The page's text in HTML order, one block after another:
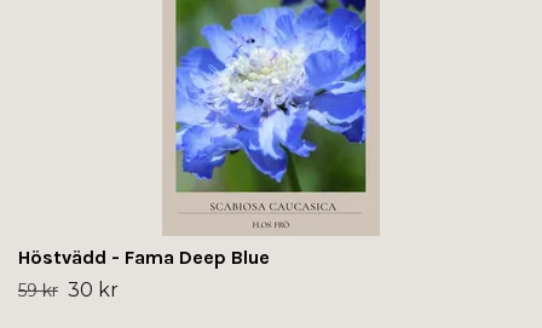
Höstvädd - Fama Deep Blue
59 kr 30 kr